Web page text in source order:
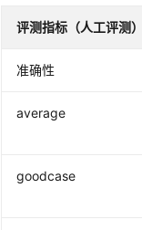
评测指标（人工评测）
准确性
average
goodcase